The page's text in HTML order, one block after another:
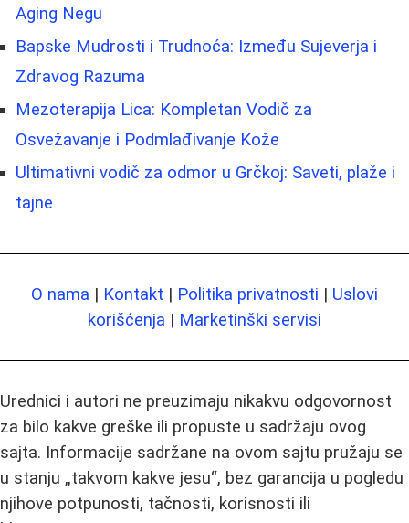
Aging Negu
Bapske Mudrosti i Trudnoća: Između Sujeverja i
Zdravog Razuma
Mezoterapija Lica: Kompletan Vodič za
Osvežavanje i Podmlađivanje Kože
Ultimativni vodič za odmor u Grčkoj: Saveti, plaže i
tajne
O nama | Kontakt | Politika privatnosti | Uslovi
korišćenja | Marketinški servisi
Urednici i autori ne preuzimaju nikakvu odgovornost
za bilo kakve greške ili propuste u sadržaju ovog
sajta. Informacije sadržane na ovom sajtu pružaju se
u stanju „takvom kakve jesu“, bez garancija u pogledu
njihove potpunosti, tačnosti, korisnosti ili